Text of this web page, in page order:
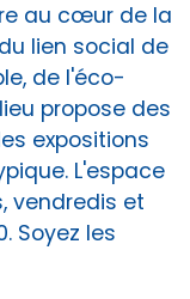
au cœur de la
lien social de
de l'éco-
propose des
expositions
L'espace
vendredis et
Soyez les